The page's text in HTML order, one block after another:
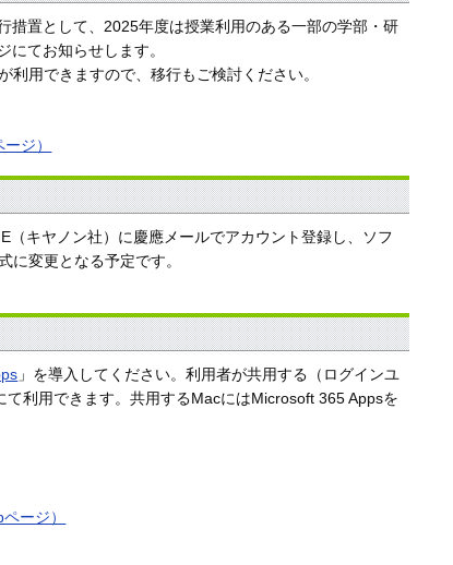
措置として、2025年度は授業利用のある一部の学部・研
にてお知らせします。
用できますので、移行もご検討ください。
ジ）
キヤノン社）に慶應メールでアカウント登録し、ソフ
に変更となる予定です。
」を導入してください。利用者が共用する（ログインユ
利用できます。共用するMacにはMicrosoft 365 Appsを
ージ）